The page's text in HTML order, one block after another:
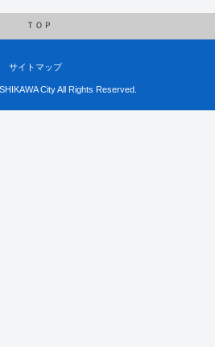
ＴＯＰ
サイトマップ
City All Rights Reserved.